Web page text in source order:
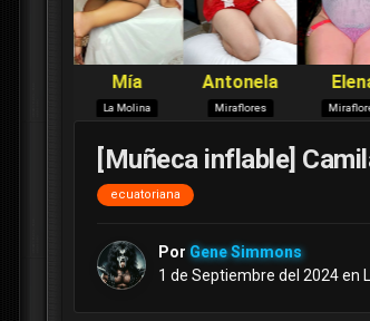
[Muñeca inflable]
ecuatoriana
Por Gene Simmons
1 de Septiembre del 2024en